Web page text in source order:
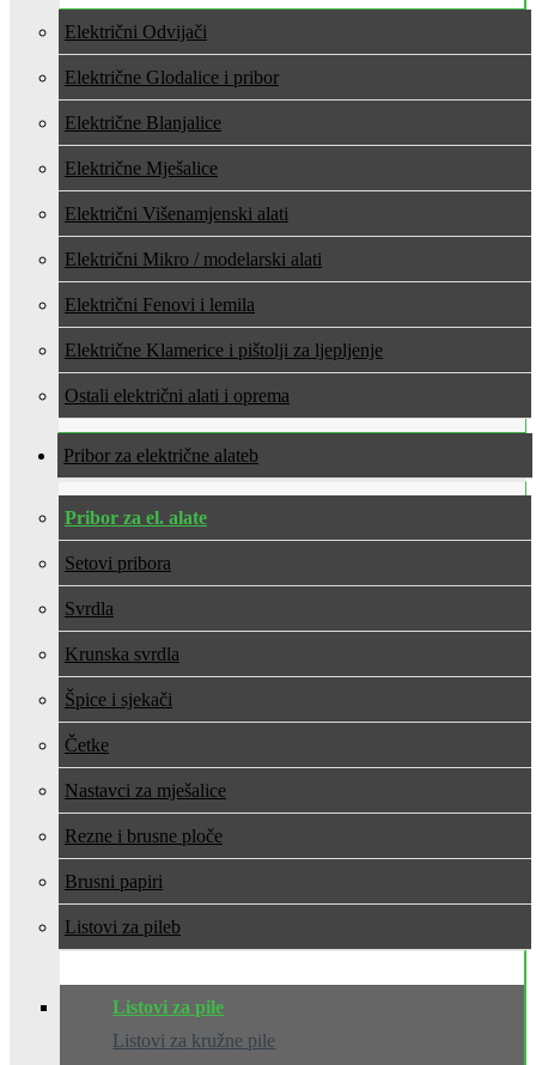
Električni Odvijači
Električne Glodalice i pribor
Električne Blanjalice
Električne Mješalice
Električni Višenamjenski alati
Električni Mikro / modelarski alati
Električni Fenovi i lemila
Električne Klamerice i pištolji za ljepljenje
Ostali električni alati i oprema
Pribor za električne alate
Pribor za el. alate
Setovi pribora
Svrdla
Krunska svrdla
Špice i sjekači
Četke
Nastavci za mješalice
Rezne i brusne ploče
Brusni papiri
Listovi za pile
Listovi za pile
Listovi za kružne pile